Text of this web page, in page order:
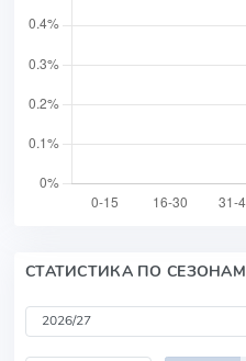
СТАТИСТИКА ПО СЕЗОНАМ